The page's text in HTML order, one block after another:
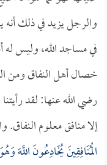
والرجل يزيد في ذلك أنه
في مساجد الله، وليس له
خصال أهل النفاق ومن
رضي الله عنها: لقد
إلا منافق معلوم النفاق.
الْمُنَافِقِينَ يُخَادِعُونَ اللَّهَ